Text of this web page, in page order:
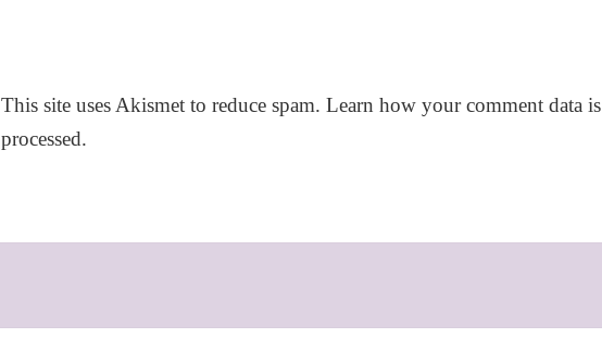
This site uses Akismet to reduce spam.Learn how your comment data is
processed.